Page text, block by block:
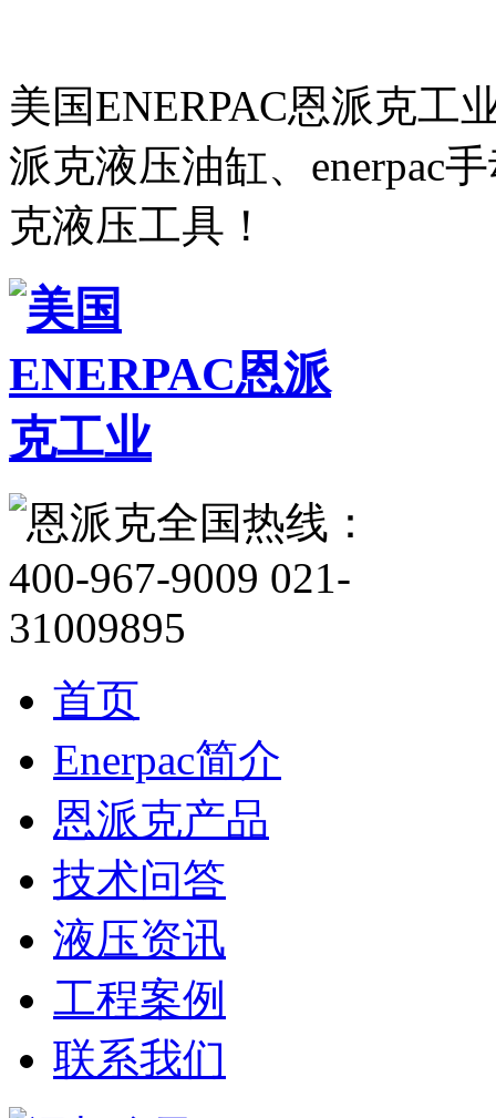
美国ENERPAC恩派克工
派克液压油缸、enerpac
克液压工具！
首页
Enerpac简介
恩派克产品
技术问答
液压资讯
工程案例
联系我们